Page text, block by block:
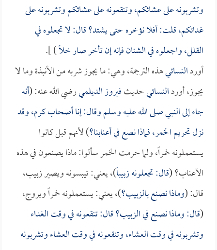
وتشربونه على عشائكم، وتنقعونه على عشائكم وتشربونه على
غدائكم، قلت: أفلا نؤخره حتى يشتد؟ قال: لا تجعلوه في
القلل، واجعلوه في الشنان فإنه إن تأخر صار خلاً) ].
أوردالنسائيهذه الترجمة، وهي: ما يجوز شربه من الأنبذة وما لا
يجوز، أوردالنسائيحديثفيروز الديلميرضي الله عنه: (أنه
جاء إلى النبي صلى الله عليه وسلم وقال: إنا أصحاب كرم، وقد
نزل تحريم الخمر، فماذا نصع في أعنابنا؟) لأنهم قبل كانوا
يستعملونه خمراً، ولما حرمت الخمر سألوا: ماذا يصنعون في هذه
الأعناب؟ (قال: تجعلونه زبيباً)، يعني: تيبسونه ويصير زبيب،
قال: (وماذا نصنع بالزبيب؟)، يعني: يستعملونه خمراً ويروج،
(قال: وماذا نصنع في الزبيب؟ قال: تنقعونه في وقت الغداء
وتشربونه في وقت العشاء، وتنقعونه في وقت العشاء وتشربونه